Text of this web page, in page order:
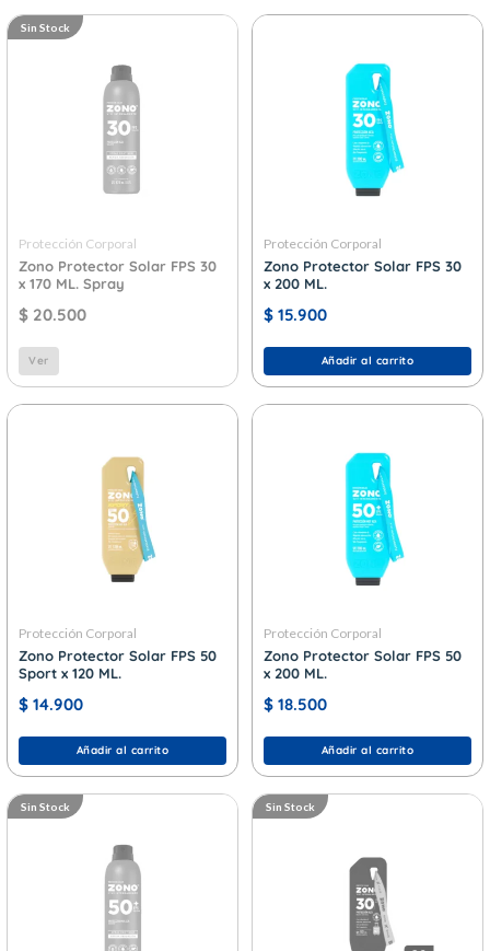
Sin Stock
Protección Corporal
Zono Protector Solar FPS 30
x 170 ML. Spray
$ 20.500
Ver
Protección Corporal
Zono Protector Solar FPS 30
x 200 ML.
$ 15.900
Añadir al carrito
Protección Corporal
Zono Protector Solar FPS 50
Sport x 120 ML.
$ 14.900
Añadir al carrito
Protección Corporal
Zono Protector Solar FPS 50
x 200 ML.
$ 18.500
Añadir al carrito
Sin Stock Sin Stock